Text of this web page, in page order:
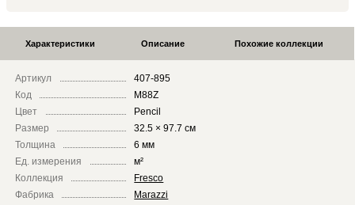
Характеристики Описание Похожие коллекции
Артикул
407-895
Код
M88Z
Цвет
Pencil
Размер
32.5 × 97.7 см
Толщина
6 мм
Ед. измерения
м²
Коллекция
Fresco
Фабрика
Marazzi